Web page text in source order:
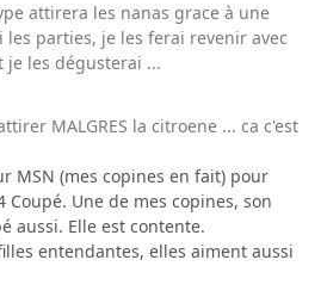
attirera les nanas grace à une
parties, je les ferai revenir avec
je les dégusterai ...
MALGRES la citroene ... ca c'est
MSN (mes copines en fait) pour
Coupé. Une de mes copines, son
aussi. Elle est contente.
entendantes, elles aiment aussi